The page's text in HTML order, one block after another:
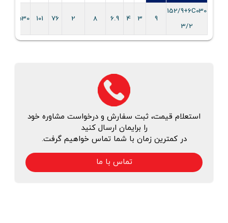
152/9+6C030
3/2
9
3
4
6.9
8
2
76
101
1530
استعلام قیمت، ثبت سفارش و درخواست مشاوره خود
را برایمان ارسال کنید
در کمترین زمان با شما تماس خواهیم گرفت.
تماس با ما